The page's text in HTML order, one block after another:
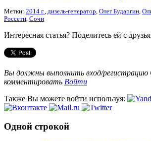
Метки: 2014 г. дизель-генератор Олег Бударгин
Россети Сочи
Интересная статья? Поделитесь ей с
Вы должны выполнить вход/
комментировать Войти
Также Вы можете войти используя:
Одной строкой